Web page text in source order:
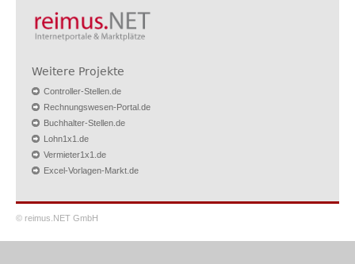
Weitere Projekte
Controller-Stellen.de
Rechnungswesen-Portal.de
Buchhalter-Stellen.de
Lohn1x1.de
Vermieter1x1.de
Excel-Vorlagen-Markt.de
© reimus.NET GmbH